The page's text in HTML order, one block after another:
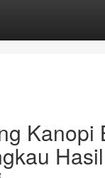
Kanopi